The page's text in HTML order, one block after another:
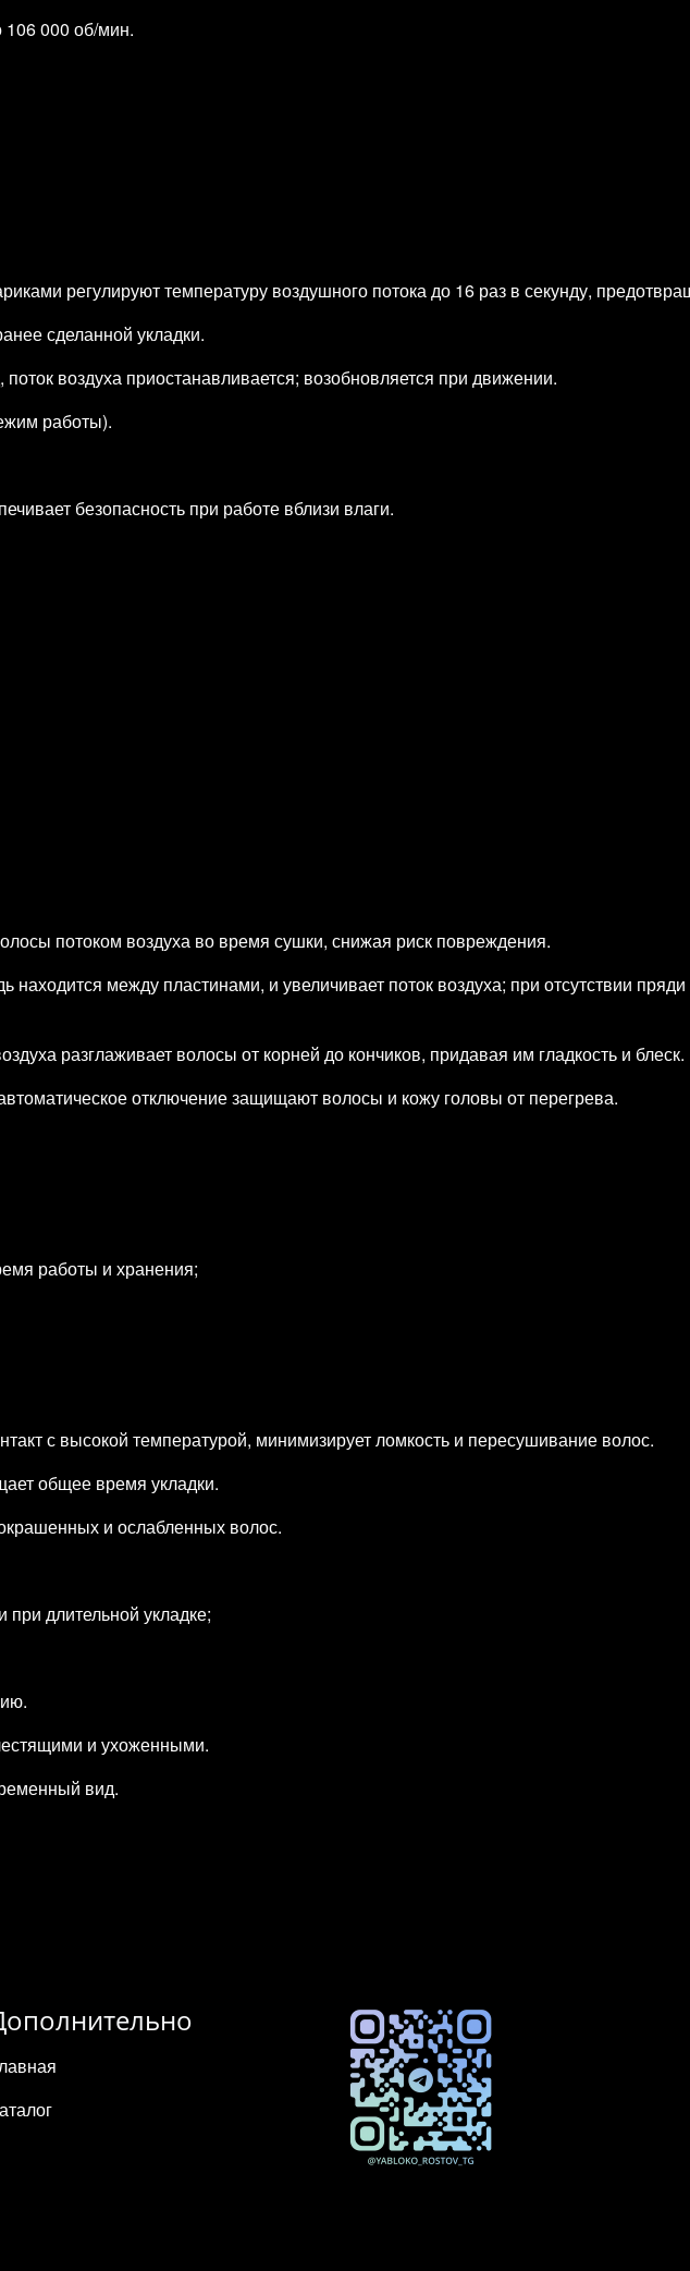
000 об/мин.
регулируют температуру воздушного потока до 16 раз в секунду,
сделанной укладки.
воздуха приостанавливается; возобновляется при движении.
работы).
безопасность при работе вблизи влаги.
потоком воздуха во время сушки, снижая риск повреждения.
находится между пластинами, и увеличивает поток воздуха; при отсутствии
разглаживает волосы от корней до кончиков, придавая им гладкость и блеск.
отключение защищают волосы и кожу головы от перегрева.
работы и хранения;
с высокой температурой, минимизирует ломкость и пересушивание волос.
общее время укладки.
и ослабленных волос.
длительной укладке;
и ухоженными.
вид.